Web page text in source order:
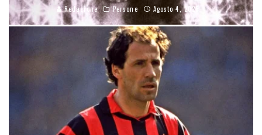
Redazione Persone Agosto 4, 2026